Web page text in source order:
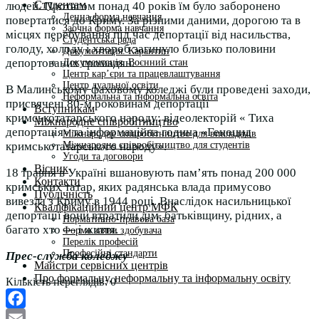
Студентам
Денна форма навчання
Заочна форма навчання
Студентська рада
Документація. Карантин
Документація. Воєнний стан
Центр кар’єри та працевлаштування
Центр дуальної освіти
Неформальна та інформальна освіта
Вступникам
Міжнародне співробітництво
Міжнародне співробітництво для викладачів
Міжнародне співробітництво для студентів
Угоди та договори
Вісник
Контакти
Публічність
Кваліфікаційний центр МФК
Нормативно-правова база
Форма заяви здобувача
Перелік професій
Професійні стандарти
Майстри сервісних центрів
Про формальну, неформальну та інформальну освіту
людей. Протягом понад 40 років їм було заборонено
повертатися до Криму. За різними даними, дорогою та в
місцях перебування під час депортації від насильства,
голоду, холоду і хвороб загинуло близько половини
депортованих громадян.
В Малинському фаховому коледжі були проведені заходи,
присвячені 80-м роковинам депортації
кримськотатарського народу: відеолекторій « Тиха
депортація» та інформаційна година «Геноцид
кримськотатарського народу».
18 травня в Україні вшановують пам’ять понад 200 000
кримських татар, яких радянська влада примусово
вивезла з Криму в 1944 році. Внаслідок насильницької
депортації вони втратили дім, батьківщину, рідних, а
багато хто — і життя.
Прес-служба коледжу
Кількість переглядів: 0